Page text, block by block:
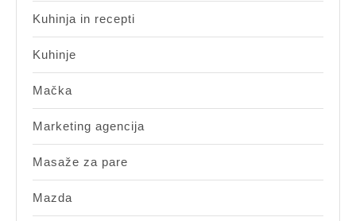
Kuhinja in recepti
Kuhinje
Mačka
Marketing agencija
Masaže za pare
Mazda